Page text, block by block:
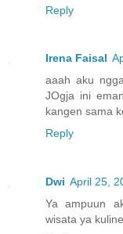
Reply
Irena Faisal
aaah aku
JOgja ini
kangen sama
Reply
Dwi April 25,
Ya ampuun
wisata ya